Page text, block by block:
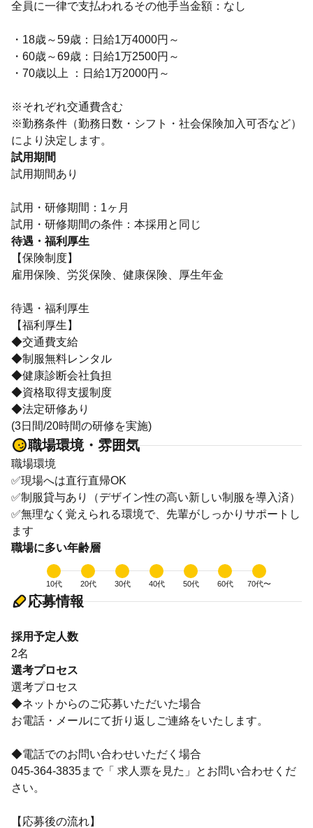
全員に一律で支払われるその他手当金額：なし
・18歳～59歳：日給1万4000円～
・60歳～69歳：日給1万2500円～
・70歳以上 ：日給1万2000円～
※それぞれ交通費含む
※勤務条件（勤務日数・シフト・社会保険加入可否など）
により決定します。
試用期間
試用期間あり
試用・研修期間：1ヶ月
待遇・福利厚生
【保険制度】
雇用保険、労災保険、健康保険、厚生年金
待遇・福利厚生
【福利厚生】
◆交通費支給
◆制服無料レンタル
◆健康診断会社負担
◆資格取得支援制度
◆法定研修あり
(3日間/20時間の研修を実施)
職場環境・雰囲気
職場環境
✅現場へは直行直帰OK
✅制服貸与あり（デザイン性の高い新しい制服を導入済）
✅無理なく覚えられる環境で、先輩がしっかりサポートし
ます
職場に多い年齢層
10代 20代 30代 40代 50代 60代 70代〜
応募情報
採用予定人数
2名
選考プロセス
選考プロセス
◆ネットからのご応募いただいた場合
お電話・メールにて折り返しご連絡をいたします。
◆電話でのお問い合わせいただく場合
045-364-3835まで「 求人票を見た」とお問い合わせくだ
さい。
【応募後の流れ】